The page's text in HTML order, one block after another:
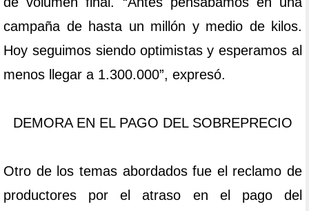
campaña de hasta un millón y medio de kilos.
Hoy seguimos siendo optimistas y esperamos al
menos llegar a 1.300.000”, expresó.
DEMORA EN EL PAGO DEL SOBREPRECIO
Otro de los temas abordados fue el reclamo de
productores por el atraso en el pago del